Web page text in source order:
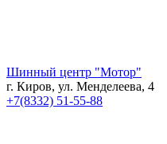
Шинный центр "Мотор"
г. Киров, ул. Менделеева, 4
+7(8332) 51-55-88